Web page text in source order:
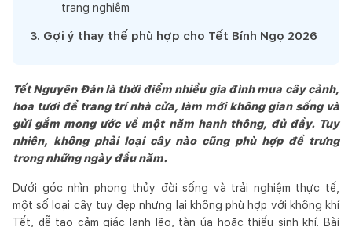
trang nghiêm
3. Gợi ý thay thế phù hợp cho Tết Bính Ngọ 2026
Tết Nguyên Đán là thời điểm nhiều gia đình mua cây cảnh,
hoa tươi để trang trí nhà cửa, làm mới không gian sống và
gửi gắm mong ước về một năm hanh thông, đủ đầy. Tuy
nhiên, không phải loại cây nào cũng phù hợp để trưng
trong những ngày đầu năm.
Dưới góc nhìn phong thủy đời sống và trải nghiệm thực tế,
một số loại cây tuy đẹp nhưng lại không phù hợp với không khí
Tết, dễ tạo cảm giác lạnh lẽo, tàn úa hoặc thiếu sinh khí. Bài